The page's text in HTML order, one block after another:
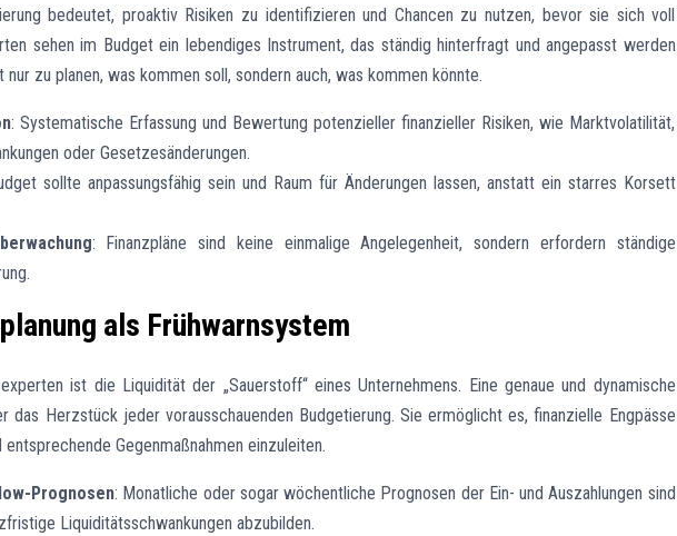
bedeutet, proaktiv Risiken zu identifizieren und Chancen zu nutzen, bevor sie sich voll
sehen im Budget ein lebendiges Instrument, das ständig hinterfragt und angepasst werden
nur zu planen, was kommen soll, sondern auch, was kommen könnte.
: Systematische Erfassung und Bewertung potenzieller finanzieller Risiken, wie Marktvolatilität,
oder Gesetzesänderungen.
sollte anpassungsfähig sein und Raum für Änderungen lassen, anstatt ein starres Korsett
: Finanzpläne sind keine einmalige Angelegenheit, sondern erfordern ständige
als Frühwarnsystem
ist die Liquidität der „Sauerstoff“ eines Unternehmens. Eine genaue und dynamische
das Herzstück jeder vorausschauenden Budgetierung. Sie ermöglicht es, finanzielle Engpässe
Gegenmaßnahmen einzuleiten.
Prognosen: Monatliche oder sogar wöchentliche Prognosen der Ein- und Auszahlungen sind
Liquiditätsschwankungen abzubilden.